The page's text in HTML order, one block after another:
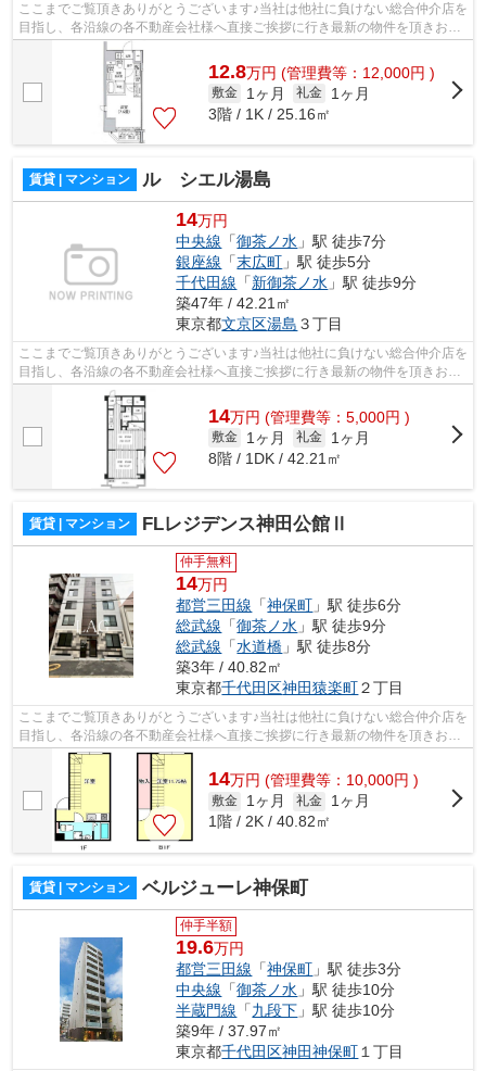
ここまでご覧頂きありがとうございます♪当社は他社に負けない総合仲介店を
目指し、各沿線の各不動産会社様へ直接ご挨拶に行き最新の物件を頂きお客
様へ提供しております！最新の情報は...
12.8万円 (管理費等：12,000円 )
敷金 1ヶ月 礼金
1ヶ月
3階 / 1K / 25.16㎡
賃貸 | マンション ル シエル湯島
14万円
中央線 「御茶ノ水 」駅 徒歩7分
銀座線 「末広町 」駅 徒歩5分
千代田線 「新御茶ノ水 」駅 徒歩9分
築47年 / 42.21㎡
東京都文京区湯島 ３丁目
ここまでご覧頂きありがとうございます♪当社は他社に負けない総合仲介店を
目指し、各沿線の各不動産会社様へ直接ご挨拶に行き最新の物件を頂きお客
様へ提供しております！最新の情報は...
14万円 (管理費等：5,000円 )
敷金 1ヶ月 礼金
1ヶ月
8階 / 1DK / 42.21㎡
賃貸 | マンション FLレジデンス神田公館Ⅱ
仲手無料
14万円
都営三田線 「神保町 」駅 徒歩6分
総武線 「御茶ノ水 」駅 徒歩9分
総武線 「水道橋 」駅 徒歩8分
築3年 / 40.82㎡
東京都千代田区神田猿楽町２丁目
ここまでご覧頂きありがとうございます♪当社は他社に負けない総合仲介店を
目指し、各沿線の各不動産会社様へ直接ご挨拶に行き最新の物件を頂きお客
様へ提供しております！最新の情報は...
14万円 (管理費等：10,000円 )
敷金 1ヶ月 礼金
1ヶ月
1階 / 2K / 40.82㎡
賃貸 | マンション ベルジューレ神保町
仲手半額
19.6万円
都営三田線 「神保町 」駅 徒歩3分
中央線 「御茶ノ水 」駅 徒歩10分
半蔵門線 「九段下 」駅 徒歩10分
築9年 / 37.97㎡
東京都千代田区神田神保町 １丁目